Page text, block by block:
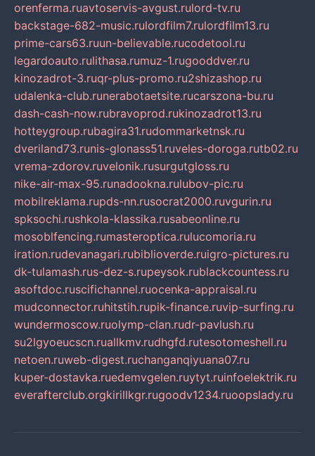
orenferma.ruavtoservis-avgust.rulord-tv.ru
backstage-682-music.rulordfilm7.rulordfilm13.ru
prime-cars63.ruun-believable.rucodetool.ru
legardoauto.rulithasa.rumuz-1.rugooddver.ru
kinozadrot-3.ruqr-plus-promo.ru2shizashop.ru
udalenka-club.runerabotaetsite.rucarszona-bu.ru
dash-cash-now.rubravoprod.rukinozadrot13.ru
hotteygroup.rubagira31.rudommarketnsk.ru
dveriland73.runis-glonass51.ruveles-doroga.rutb02.ru
vrema-zdorov.ruvelonik.rusurgutgloss.ru
nike-air-max-95.runadookna.rulubov-pic.ru
mobilreklama.rupds-nn.rusocrat2000.ruvgurin.ru
spksochi.rushkola-klassika.rusabeonline.ru
mosoblfencing.rumasteroptica.rulucomoria.ru
iration.rudevanagari.rubiblioverde.ruigro-pictures.ru
dk-tulamash.rus-dez-s.rupeysok.rublackcountess.ru
asoftdoc.ruscifichannel.ruocenka-appraisal.ru
mudconnector.ruhitstih.rupik-finance.ruvip-surfing.ru
wundermoscow.ruolymp-clan.rudr-pavlush.ru
su2lgyoeucscn.ruallkmv.rudhgfd.rutesotomeshell.ru
netoen.ruweb-digest.ruchanganqiyuana07.ru
kuper-dostavka.ruedemvgelen.ruytyt.ruinfoelektrik.ru
everafterclub.orgkirillkgr.rugoodv1234.ruoopslady.ru